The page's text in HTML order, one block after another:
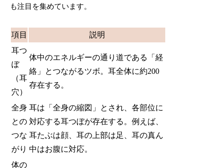
も注目を集めています。
項目
説明
耳つ
ぼ
（耳
穴）
体中のエネルギーの通り道である「経
絡」とつながるツボ。耳全体に約200
存在する。
全身
との
つな
がり
耳は「全身の縮図」とされ、各部位に
対応する耳つぼが存在する。例えば、
耳たぶは顔、耳の上部は足、耳の真ん
中はお腹に対応。
体の